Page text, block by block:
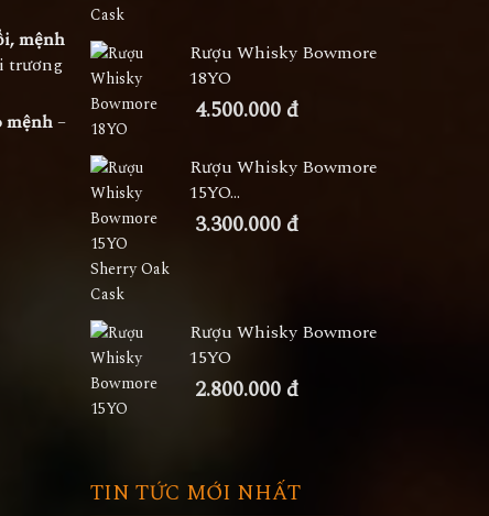
mệnh
trương
mệnh–
Rượu Whisky Bowmore
18YO
4.500.000 đ
Rượu Whisky Bowmore
15YO...
3.300.000 đ
Rượu Whisky Bowmore
15YO
2.800.000 đ
TIN TỨC MỚI NHẤT